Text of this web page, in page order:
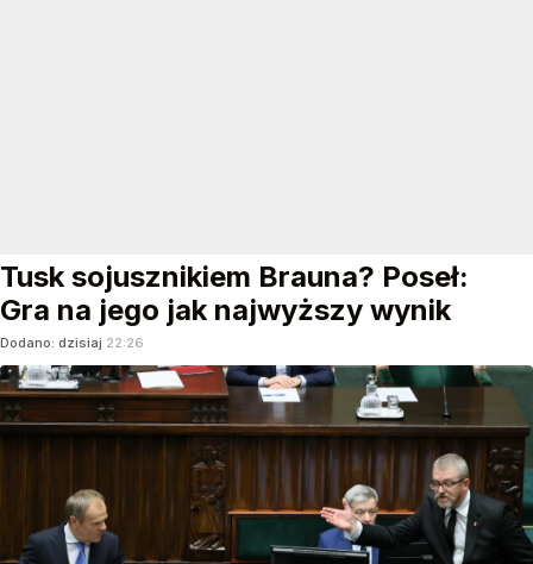
Tusk sojusznikiem Brauna? Poseł:
Gra na jego jak najwyższy wynik
Dodano: dzisiaj 22:26